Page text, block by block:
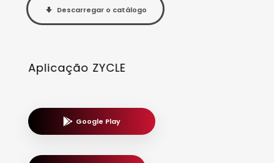
Descarregar o catálogo
Aplicação ZYCLE
Google Play